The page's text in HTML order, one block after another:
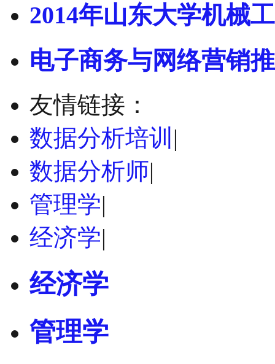
2014年山东大学机械工
电子商务与网络营销
友情链接：
数据分析培训 |
数据分析师|
管理学|
经济学|
经济学
管理学